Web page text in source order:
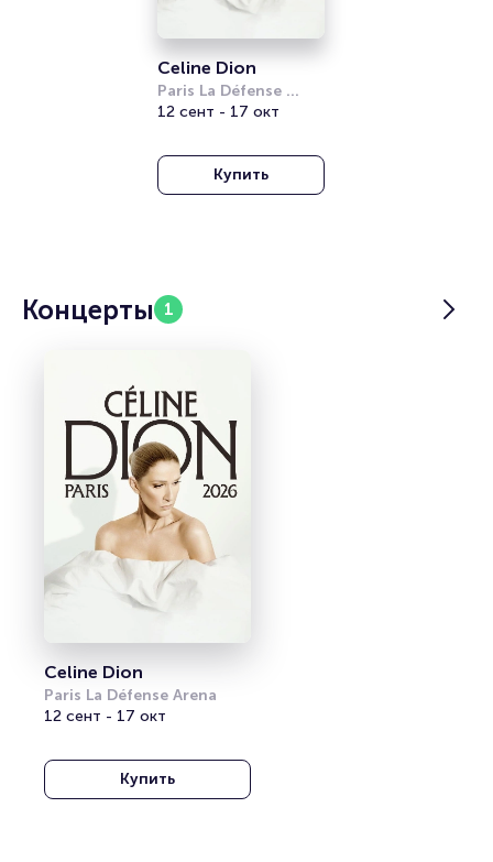
Celine Dion
Paris La Défense
Arena
12 сент - 17 окт
Купить
Концерты 1
Celine Dion
Paris La Défense Arena
12 сент - 17 окт
Купить